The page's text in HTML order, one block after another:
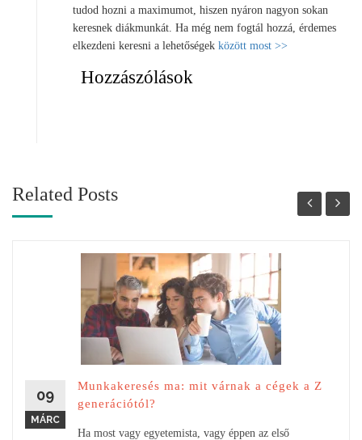
tudod hozni a maximumot, hiszen nyáron nagyon sokan
keresnek diákmunkát. Ha még nem fogtál hozzá, érdemes
elkezdeni keresni a lehetőségek között most >>
Hozzászólások
Related Posts
09
MÁRC
Munkakeresés ma: mit várnak a cégek a Z
generációtól?
Ha most vagy egyetemista, vagy éppen az első